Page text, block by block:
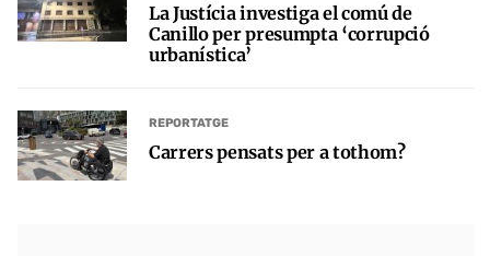
La Justícia investiga el comú de
Canillo per presumpta ‘corrupció
urbanística’
REPORTATGE
Carrers pensats per a tothom?